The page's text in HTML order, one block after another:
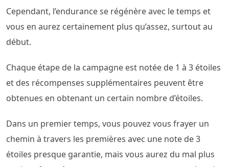
Cependant, l’endurance se régénère avec le temps et
vous en aurez certainement plus qu’assez, surtout au
début.
Chaque étape de la campagne est notée de 1 à 3 étoiles
et des récompenses supplémentaires peuvent être
obtenues en obtenant un certain nombre d’étoiles.
Dans un premier temps, vous pouvez vous frayer un
chemin à travers les premières avec une note de 3
étoiles presque garantie, mais vous aurez du mal plus